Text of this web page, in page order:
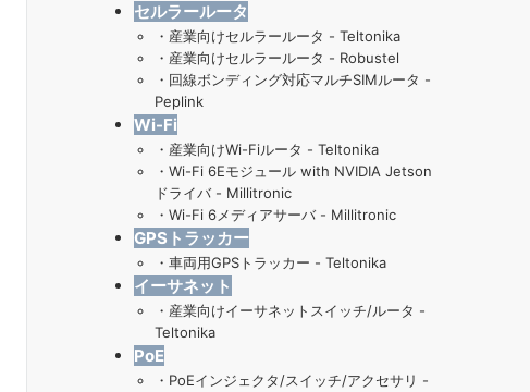
セルラールータ
・ 産業向けセルラールータ - Teltonika
・ 産業向けセルラールータ - Robustel
・ 回線ボンディング対応マルチSIMルータ -
Peplink
Wi-Fi
・産業向けWi-Fiルータ - Teltonika
・ Wi-Fi 6Eモジュール with NVIDIA Jetson
ドライバ - Millitronic
・ Wi-Fi 6メディアサーバ - Millitronic
GPSトラッカー
・ 車両用GPSトラッカー - Teltonika
イーサネット
・ 産業向けイーサネットスイッチ/ルータ -
Teltonika
PoE
・ PoEインジェクタ/スイッチ/アクセサリ -